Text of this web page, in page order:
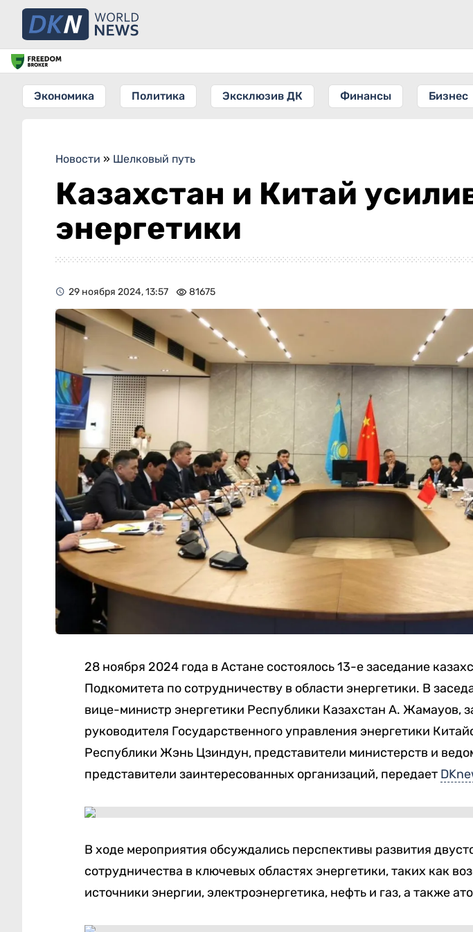
Экономика Политика Эксклюзив ДК Финансы Бизнес
Новости » Шелковый путь
Казахстан и Китай
энергетики
29 ноября 2024, 13:57 81675
28 ноября 2024 года в Астане состоялось 13-е заседание
Подкомитета по сотрудничеству в области энергетики. В
вице-министр энергетики Республики Казахстан А. Жамауов,
руководителя Государственного управления энергетики
Республики Жэнь Цзиндун, представители министерств и
представители заинтересованных организаций, передает
В ходе мероприятия обсуждались перспективы развития
сотрудничества в ключевых областях энергетики, таких как
источники энергии, электроэнергетика, нефть и газ, а также